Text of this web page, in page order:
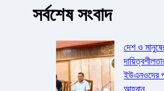
সর্বশেষ সংবাদ
দেশ ও
ইউএনওদের